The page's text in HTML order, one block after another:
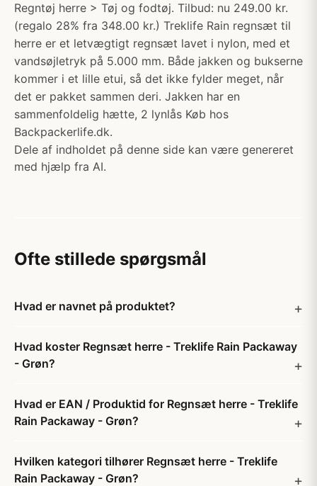
Regntøj herre > Tøj og fodtøj. Tilbud: nu 249.00 kr.
(regalo 28% fra 348.00 kr.) Treklife Rain regnsæt til
herre er et letvægtigt regnsæt lavet i nylon, med et
vandsøjletryk på 5.000 mm. Både jakken og bukserne
kommer i et lille etui, så det ikke fylder meget, når
det er pakket sammen deri. Jakken har en
sammenfoldelig hætte, 2 lynlås Køb hos
Backpackerlife.dk.
Dele af indholdet på denne side kan være genereret
med hjælp fra AI.
Ofte stillede spørgsmål
Hvad er navnet på produktet?
Hvad koster Regnsæt herre - Treklife Rain Packaway
- Grøn?
Hvad er EAN / Produktid for Regnsæt herre - Treklife
Rain Packaway - Grøn?
Hvilken kategori tilhører Regnsæt herre - Treklife
Rain Packaway - Grøn?